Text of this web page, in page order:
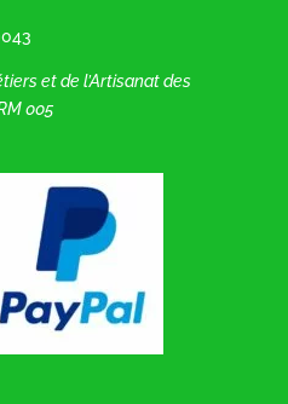
et de l’Artisanat des
005